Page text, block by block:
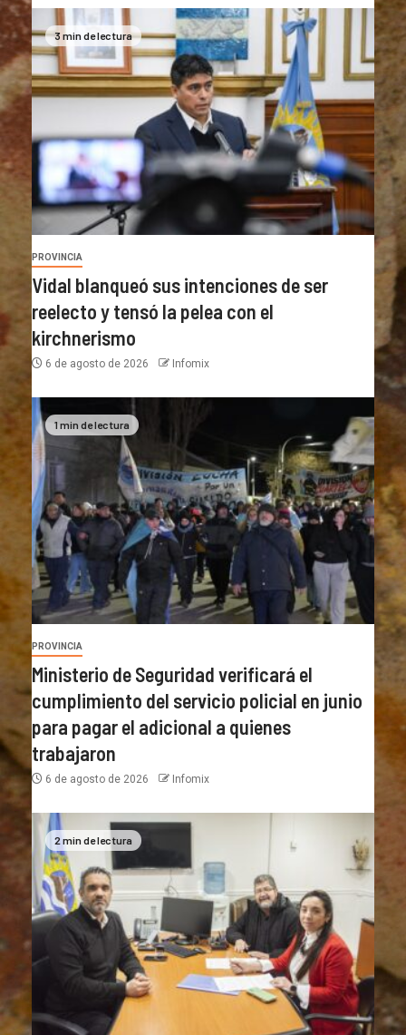
3 min de lectura
PROVINCIA
Vidal blanqueó sus intenciones de ser
reelecto y tensó la pelea con el
kirchnerismo
6 de agosto de 2026 Infomix
1 min de lectura
PROVINCIA
Ministerio de Seguridad verificará el
cumplimiento del servicio policial en junio
para pagar el adicional a quienes
trabajaron
6 de agosto de 2026 Infomix
2 min de lectura